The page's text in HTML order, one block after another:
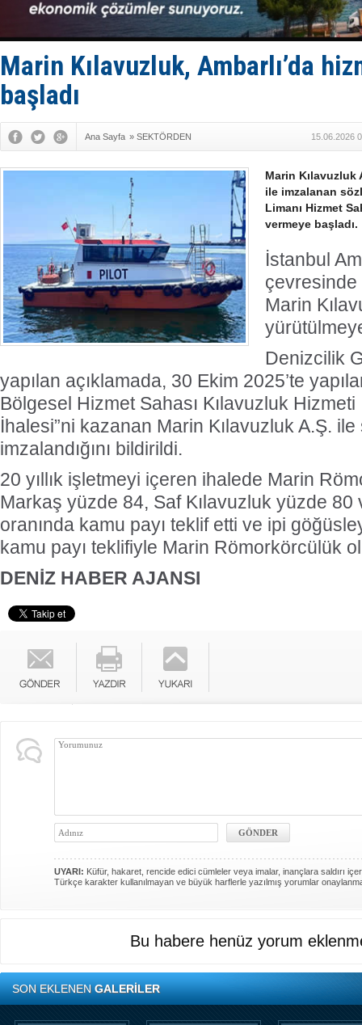
Uzmanlar
Gemi
Makine
'REGAL 1'
Marin Kılavuzluk, Ambarlı’da
başladı
Ana Sayfa » SEKTÖRDEN 15.06.2026
Marin
ile imzalanan
Limanı Hizmet
vermeye başladı.
İstanbul
çevresinde
Marin
Denizcilik
yapılan açıklamada, 30 Ekim 2025’te
Bölgesel Hizmet Sahası Kılavuzluk
İhalesi”ni kazanan Marin Kılavuzluk A.Ş.
imzalandığını bildirildi.
20 yıllık işletmeyi içeren ihalede Marin
Markaş yüzde 84, Saf Kılavuzluk yüzde
oranında kamu payı teklif etti ve ipi
kamu payı teklifiyle Marin Römorkörcülük
DENİZ HABER AJANSI
UYARI: Küfür, hakaret, rencide edici cümleler veya imalar, inançlara saldırı
Türkçe karakter kullanılmayan ve büyük harflerle yazılmış yorumlar
Bu habere henüz yorum
SON EKLENENGALERİLER